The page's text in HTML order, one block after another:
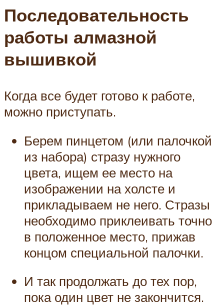
Последовательность
работы алмазной
вышивкой
Когда все будет готово к работе,
можно приступать.
Берем пинцетом (или палочкой
из набора) стразу нужного
цвета, ищем ее место на
изображении на холсте и
прикладываем не него. Стразы
необходимо приклеивать точно
в положенное место, прижав
концом специальной палочки.
И так продолжать до тех пор,
пока один цвет не закончится.